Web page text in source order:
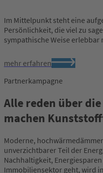
Im Mittelpunkt steht eine
Persönlichkeit, die viel zu
sympathische Weise erlebbar
mehr erfahren
Partnerkampagne
Alle reden über
machen
Moderne,
unverzichtbarer Teil der
Nachhaltigkeit,
Immobiliensektor geht, wird